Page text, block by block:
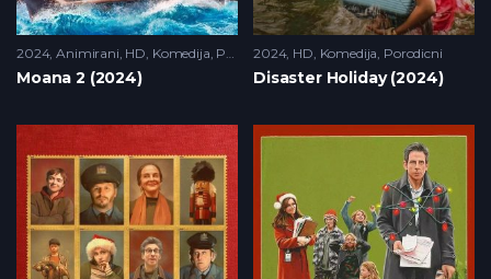
2024 Animirani HD Komedija Porodicni
Moana 2 (2024)
2024 HD Komedija Porodicni
Disaster Holiday (2024)